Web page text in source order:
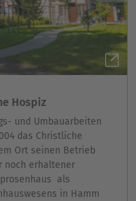
Hospiz
und Umbauarbeiten
das Christliche
Ort seinen Betrieb
noch erhaltener
als
in Hamm